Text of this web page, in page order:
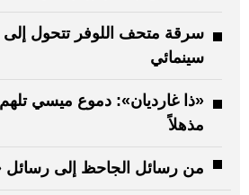
سرقة متحف اللوفر تتحول إلى
سينمائي
«ذا غارديان»: دموع ميسي تلهم
مذهلاً
من رسائل الجاحظ إلى